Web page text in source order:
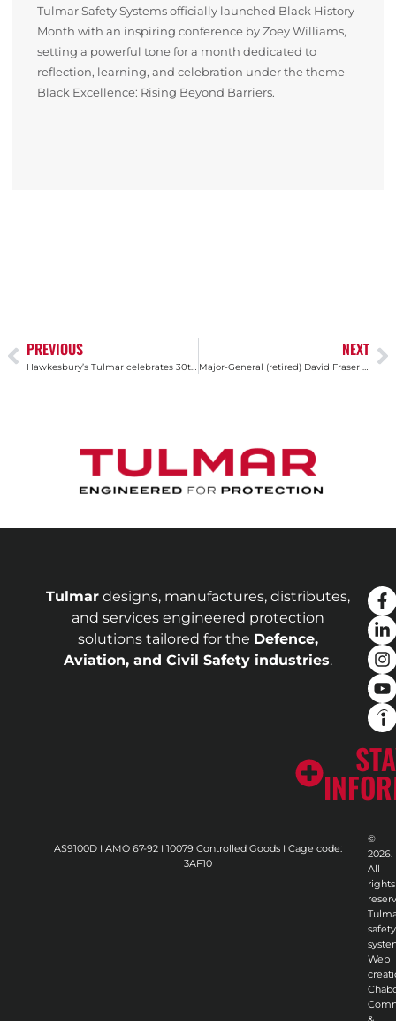
Tulmar Safety Systems officially launched Black History
Month with an inspiring conference by Zoey Williams,
setting a powerful tone for a month dedicated to
reflection, learning, and celebration under the theme
Black Excellence: Rising Beyond Barriers.
PREVIOUS NEXT
Tulmar designs, manufactures, distributes,
and services engineered protection
solutions tailored for the Defence,
Aviation, and Civil Safety industries.
AS9100D I AMO 67-92 I 10079 Controlled Goods I Cage code:
3AF10
©
2026.
All
rights
safety
Web